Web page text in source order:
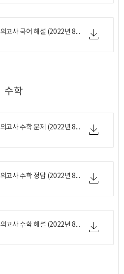
2022년 고3 9월 모의고사 국어 해설 (2022년 8월 31일 수요일 시행).pdf
수학
2022년 고3 9월 모의고사 수학 문제 (2022년 8월 31일 수요일 시행).pdf
2022년 고3 9월 모의고사 수학 정답 (2022년 8월 31일 수요일 시행).png
2022년 고3 9월 모의고사 수학 해설 (2022년 8월 31일 수요일 시행).pdf